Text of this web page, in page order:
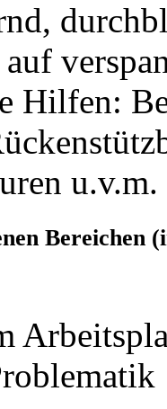
Hilfen:
u.v.m.
Bereichen